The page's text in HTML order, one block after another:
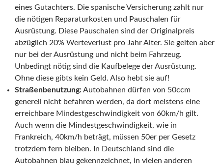
eines Gutachters. Die spanische Versicherung zahlt nur
die nötigen Reparaturkosten und Pauschalen für
Ausrüstung. Diese Pauschalen sind der Originalpreis
abzüglich 20% Werteverlust pro Jahr Alter. Sie gelten aber
nur bei der Ausrüstung und nicht beim Fahrzeug.
Unbedingt nötig sind die Kaufbelege der Ausrüstung.
Ohne diese gibts kein Geld. Also hebt sie auf!
Straßenbenutzung:Autobahnen dürfen von 50ccm
generell nicht befahren werden, da dort meistens eine
erreichbare Mindestgeschwindigkeit von 60km/h gilt.
Auch wenn die Mindestgeschwindigkeit, wie in
Frankreich, 40km/h beträgt, müssen 50er per Gesetz
trotzdem fern bleiben. In Deutschland sind die
Autobahnen blau gekennzeichnet, in vielen anderen